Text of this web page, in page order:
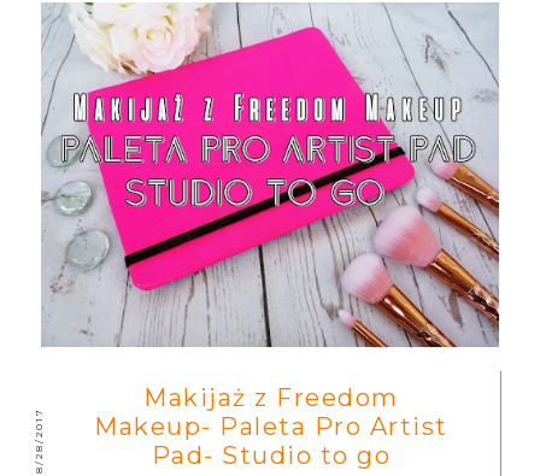
8/28/2017
Makijaż z Freedom
Makeup- Paleta Pro Artist
Pad- Studio to go